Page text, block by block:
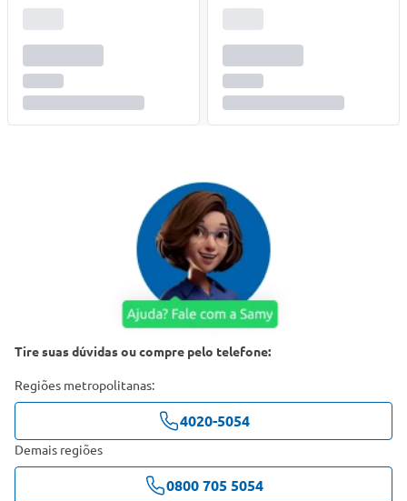
Tire suas dúvidas ou compre pelo telefone:
Regiões metropolitanas:
4020-5054
Demais regiões
0800 705 5054